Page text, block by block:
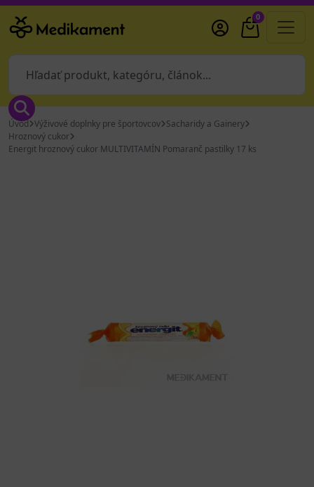
0
Úvod Výživové doplnky pre športovcov Sacharidy a Gainery
Hroznový cukor
Energit hroznový cukor MULTIVITAMÍN Pomaranč pastilky 17 ks